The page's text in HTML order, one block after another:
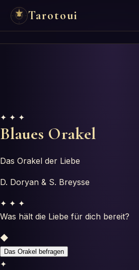
Tarotoui
Orakel
Astrologie
Numerologie
Tests
✦ ✦ ✦
Blaues Orakel
Das Orakel der Liebe
D. Doryan & S. Breysse
✦ ✦ ✦
Was hält die Liebe für dich bereit?
◆
Das Orakel befragen
✦